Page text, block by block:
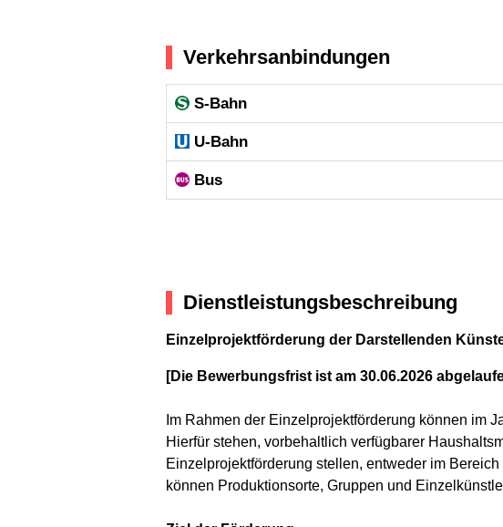
Verkehrsanbindungen
S-Bahn
U-Bahn
Bus
Dienstleistungsbeschreibung
Einzelprojektförderung der Darstellenden
[Die Bewerbungsfrist ist am 30.06.2026
Im Rahmen der Einzelprojektförderung können im
Hierfür stehen, vorbehaltlich verfügbarer
Einzelprojektförderung stellen, entweder im
können Produktionsorte, Gruppen und